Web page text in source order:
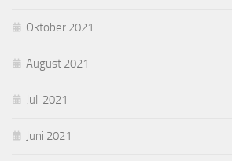
Oktober 2021
August 2021
Juli 2021
Juni 2021